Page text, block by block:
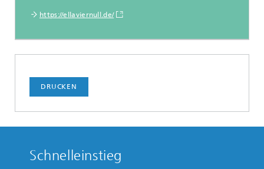
https://ellaviernull.de/
DRUCKEN
Schnelleinstieg